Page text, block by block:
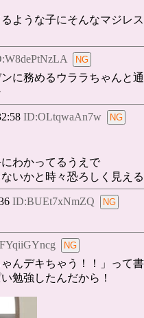
ような子にそんなマジレス
に務めるウララちゃんと通
ID:OLtqwaAn7w
わかってるうえで
いかと時々恐ろしく見える
ID:BUEt7xNmZQ
んデキちゃう！！」って書
勉強したんだから！